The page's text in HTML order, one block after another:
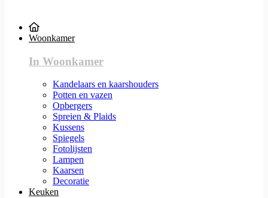
Woonkamer
In Woonkamer
Kandelaars en kaarshouders
Potten en vazen
Opbergers
Spreien & Plaids
Kussens
Spiegels
Fotolijsten
Lampen
Kaarsen
Decoratie
Keuken